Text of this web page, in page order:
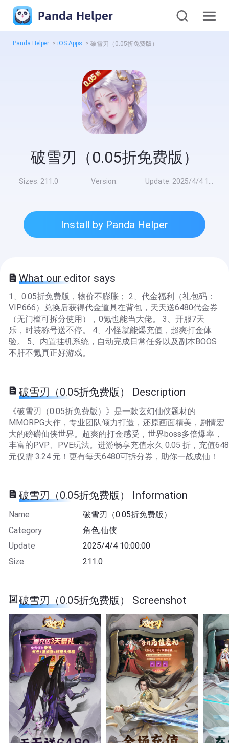
Panda Helper
Panda Helper > iOS Apps > 破雪刃（0.05折免费版）
破雪刃（0.05折免费版）
Sizes: 211.0 Version: Update: 2025/4/4 10:00:00
Install by Panda Helper
What our editor says
1、0.05折免费版，物价不膨胀； 2、代金福利（礼包码：
VIP666）兑换后获得代金道具在背包，天天送6480代金券
（无门槛可拆分使用），0氪也能当大佬。 3、开服7天
乐，时装称号送不停。 4、小怪就能爆充值，超爽打金体
验。 5、内置挂机系统，自动完成日常任务以及副本BOOS
不肝不氪真正好游戏。
破雪刃（0.05折免费版） Description
《破雪刃（0.05折免费版）》是一款玄幻仙侠题材的
MMORPG大作，专业团队倾力打造，还原画面精美，剧情宏
大的磅礴仙侠世界。超爽的打金感受，世界boss多倍爆率，
丰富的PVP、PVE玩法。进游畅享充值永久 0.05 折，充值648
元仅需 3.24 元！更有每天6480可拆分券，助你一战成仙！
破雪刃（0.05折免费版） Information
Name
破雪刃（0.05折免费版）
Category
角色,仙侠
Update
2025/4/4 10:00:00
Size
211.0
破雪刃（0.05折免费版） Screenshot